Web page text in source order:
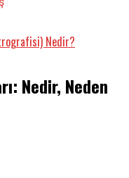
Nedir?
Nedir, Neden